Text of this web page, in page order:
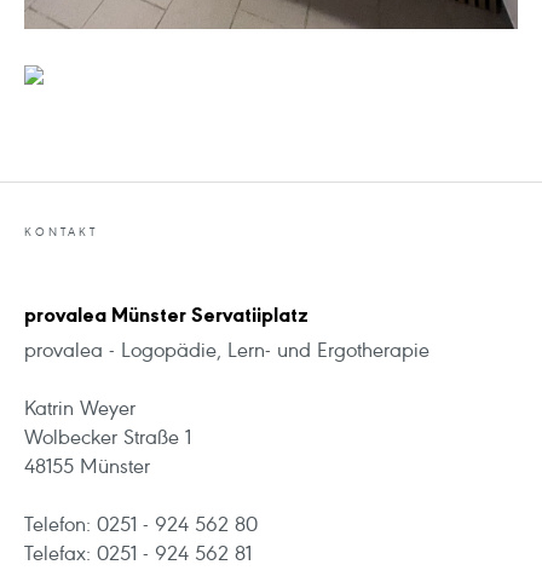
KONTAKT
provalea Münster Servatiiplatz
provalea - Logopädie, Lern- und Ergotherapie
Katrin Weyer
Wolbecker Straße 1
48155 Münster
Telefon: 0251 - 924 562 80
Telefax: 0251 - 924 562 81